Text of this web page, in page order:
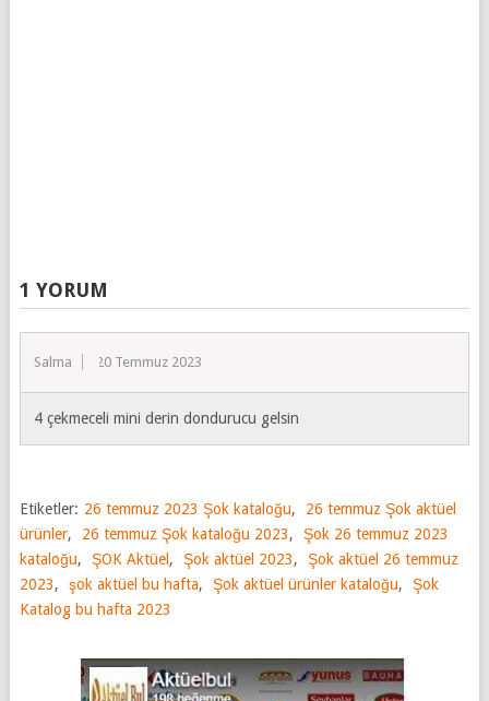
1 YORUM
Salma 20 Temmuz 2023
4 çekmeceli mini derin dondurucu gelsin
Etiketler: 26 temmuz 2023 Şok kataloğu,
26 temmuz Şok aktüel
ürünler, 26 temmuz Şok kataloğu 2023,
Şok 26 temmuz 2023
kataloğu, ŞOK Aktüel, Şok aktüel 2023,
Şok aktüel 26 temmuz
2023, şok aktüel bu hafta, Şok aktüel ürünler kataloğu,
Şok
Katalog bu hafta 2023